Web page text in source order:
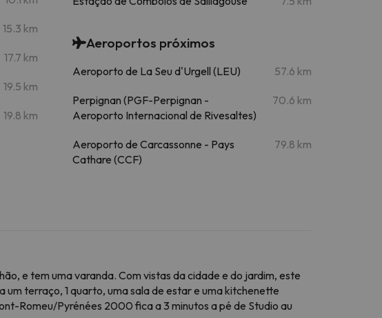
15.3 km
17.7 km
19.5 km
19.8 km
Aeroportos próximos
Aeroporto de La Seu d'Urgell (LEU) 57.6 km
Perpignan (PGF-Perpignan -
Aeroporto Internacional de Rivesaltes)
70.6 km
Aeroporto de Carcassonne - Pays
Cathare (CCF)
79.8 km
e tem uma varanda. Com vistas da cidade e do jardim, este
terraço, 1 quarto, uma sala de estar e uma kitchenette
Romeu/Pyrénées 2000 fica a 3 minutos a pé de Studio au